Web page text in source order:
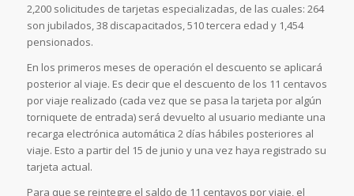
2,200 solicitudes de tarjetas especializadas, de las cuales: 264
son jubilados, 38 discapacitados, 510 tercera edad y 1,454
pensionados.
En los primeros meses de operación el descuento se aplicará
posterior al viaje. Es decir que el descuento de los 11 centavos
por viaje realizado (cada vez que se pasa la tarjeta por algún
torniquete de entrada) será devuelto al usuario mediante una
recarga electrónica automática 2 días hábiles posteriores al
viaje. Esto a partir del 15 de junio y una vez haya registrado su
tarjeta actual.
Para que se reintegre el saldo de 11 centavos por viaje, el